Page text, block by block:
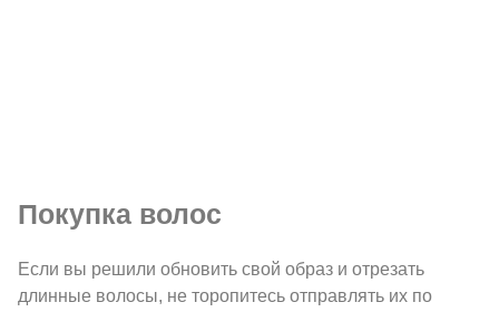
Покупка волос
Если вы решили обновить свой образ и отрезать
длинные волосы, не торопитесь отправлять их по